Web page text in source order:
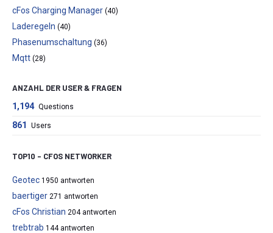
cFos Charging Manager (40)
Laderegeln (40)
Phasenumschaltung (36)
Mqtt (28)
ANZAHL DER USER & FRAGEN
1,194 Questions
861 Users
TOP10 – CFOS NETWORKER
Geotec 1950 antworten
baertiger 271 antworten
cFos Christian 204 antworten
trebtrab 144 antworten